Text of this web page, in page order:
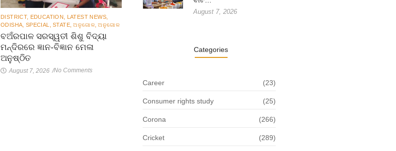
DISTRICT, EDUCATION LATEST NEWS
ODISHA SPECIAL STATE ଅନୁଗୋଳ ଅନୁଗୋଳ
ବଅଁରପାଳ ସରସ୍ୱତୀ ଶିଶୁ ବିଦ୍ୟା
ମନ୍ଦିରରେ ଜ୍ଞାନ-ବିଜ୍ଞାନ ମେଳା
ଅନୁଷ୍ଠିତ
August 7, 2026 /No Comments
August 7, 2026
Categories
Career (23)
Consumer rights study (25)
Corona (266)
Cricket (289)